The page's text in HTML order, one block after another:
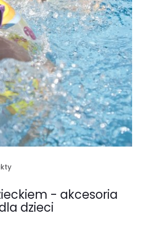
- akcesoria
dzieci